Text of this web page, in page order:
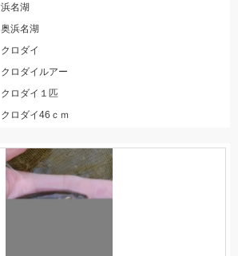
浜名湖
奥浜名湖
クロダイ
クロダイルアー
クロダイ１匹
クロダイ46ｃｍ